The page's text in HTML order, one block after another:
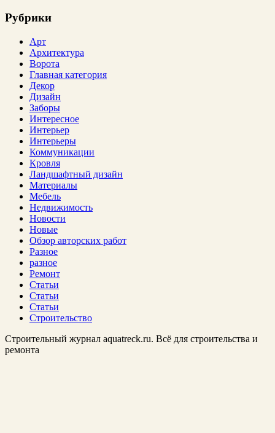
Рубрики
Арт
Архитектура
Ворота
Главная категория
Декор
Дизайн
Заборы
Интересное
Интерьер
Интерьеры
Коммуникации
Кровля
Ландшафтный дизайн
Материалы
Мебель
Недвижимость
Новости
Новые
Обзор авторских работ
Разное
разное
Ремонт
Статьи
Статьи
Статьи
Строительство
Строительный журнал aquatreck.ru. Всё для строительства и
ремонта